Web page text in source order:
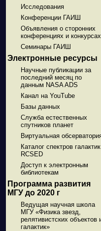
Исследования
Конференции ГАИШ
Объявления о сторонних
конференциях и конкурсах
Семинары ГАИШ
Электронные ресурсы
Научные публикации за
последний месяц по
данным NASA ADS
Канал на YouTube
Базы данных
Служба естественных
спутников планет
Виртуальная
Каталог спектров галактик
RCSED
Доступ к электронным
библиотекам
Программа развития
МГУ до 2020 г
Ведущая научная школа
МГУ «Физика звезд,
релятивистских объектов
галактик»